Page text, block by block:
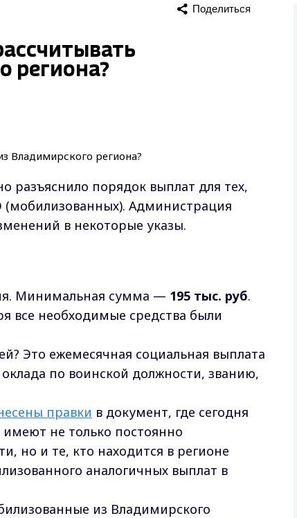
Поделиться
региона?
порядок выплат для тех,
(мобилизованных). Администрация
в некоторые указы.
Минимальная сумма — 195 тыс. руб.
все необходимые средства были
Это ежемесячная социальная выплата
по воинской должности, званию,
правки в документ, где сегодня
не только постоянно
но и те, кто находится в регионе
аналогичных выплат в
из Владимирского